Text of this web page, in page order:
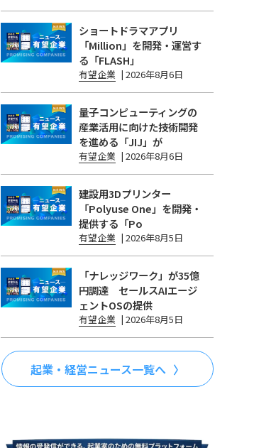
ショートドラマアプリ
「Million」を開発・運営す
る「FLASH」
有望企業 | 2026年8月6日
量子コンピューティングの
産業活用に向けた技術開発
を進める「JIJ」が
有望企業 | 2026年8月6日
建設用3Dプリンター
「Polyuse One」を開発・
提供する「Po
有望企業 | 2026年8月5日
「ナレッジワーク」が35億
円調達 セールスAIエージ
ェントOSの提供
有望企業 | 2026年8月5日
起業・経営ニュース一覧へ